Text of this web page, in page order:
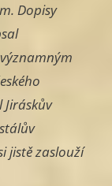
Dopisy
jistě zaslouží